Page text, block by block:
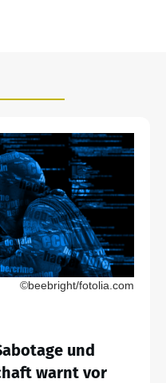
©beebright/fotolia.com
und
warnt vor